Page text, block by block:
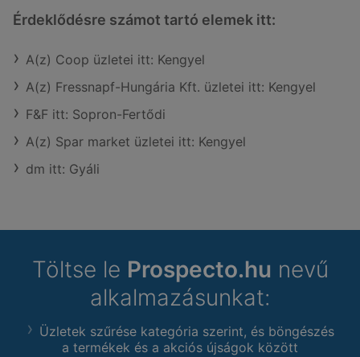
Érdeklődésre számot tartó elemek itt:
A(z) Coop üzletei itt: Kengyel
A(z) Fressnapf-Hungária Kft. üzletei itt: Kengyel
F&F itt: Sopron-Fertődi
A(z) Spar market üzletei itt: Kengyel
dm itt: Gyáli
Töltse le Prospecto.hu nevű
alkalmazásunkat:
Üzletek szűrése kategória szerint, és böngészés
a termékek és a akciós újságok között